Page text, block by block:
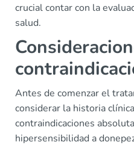
crucial contar con la
salud.
Antes de comenzar el
considerar la historia
contraindicaciones
hipersensibilidad a